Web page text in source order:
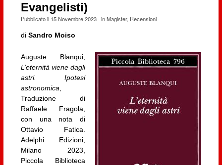
Evangelisti)
Pubblicato il 15 Novembre 2023· inMagister, Recensioni·
di Sandro Moiso
Auguste Blanqui,
L’eternità viene dagli
astri. Ipotesi
astronomica
Traduzione di
Raffaele Fragola,
con una nota di
Ottavio Fatica.
Adelphi Edizioni,
Milano 2023,
Piccola Biblioteca